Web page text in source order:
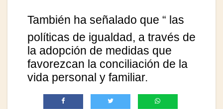
También ha señalado que “ las
políticas de igualdad, a través de
la adopción de medidas que
favorezcan la conciliación de la
vida personal y familiar.